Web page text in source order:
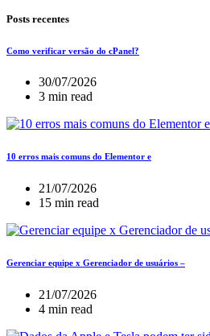
Posts recentes
Como verificar versão do cPanel?
30/07/2026
3 min read
10 erros mais comuns do Elementor e
21/07/2026
15 min read
Gerenciar equipe x Gerenciador de usuários –
21/07/2026
4 min read